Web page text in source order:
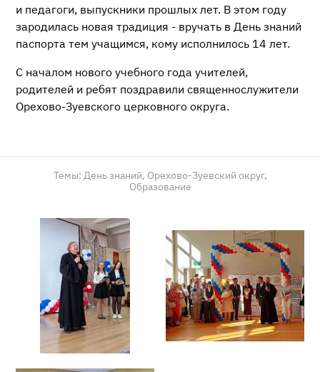
и педагоги, выпускники прошлых лет. В этом году
зародилась новая традиция - вручать в День знаний
паспорта тем учащимся, кому исполнилось 14 лет.
С началом нового учебного года учителей,
родителей и ребят поздравили священнослужители
Орехово-Зуевского церковного округа.
Темы: День знаний, Орехово-Зуевский округ,
Образование